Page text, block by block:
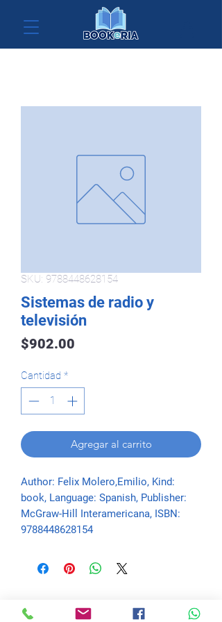
SKU: 9788448628154
Sistemas de radio y
televisión
$902.00
Cantidad *
Agregar al carrito
Author: Felix Molero,Emilio, Kind:
book, Language: Spanish, Publisher:
McGraw-Hill Interamericana, ISBN:
9788448628154